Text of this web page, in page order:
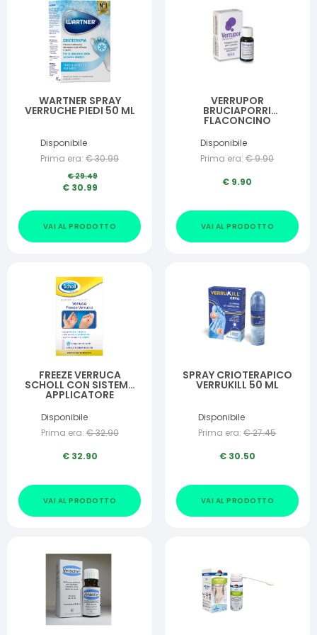
WARTNER SPRAY
VERRUCHE PIEDI 50 ML
Disponibile
Prima era: €30.99
€29.49
€ 30.99
VAI AL PRODOTTO
VERRUPOR
BRUCIAPORRI
FLACONCINO
NUOVA FORMULA
Disponibile
Prima era: €9.90
€ 9.90
VAI AL PRODOTTO
FREEZE VERRUCA
SCHOLL CON SISTEMA
APPLICATORE
Disponibile
Prima era: €32.90
€ 32.90
VAI AL PRODOTTO
SPRAY CRIOTERAPICO
VERRUKILL 50 ML
Disponibile
Prima era: €27.45
€ 30.50
VAI AL PRODOTTO